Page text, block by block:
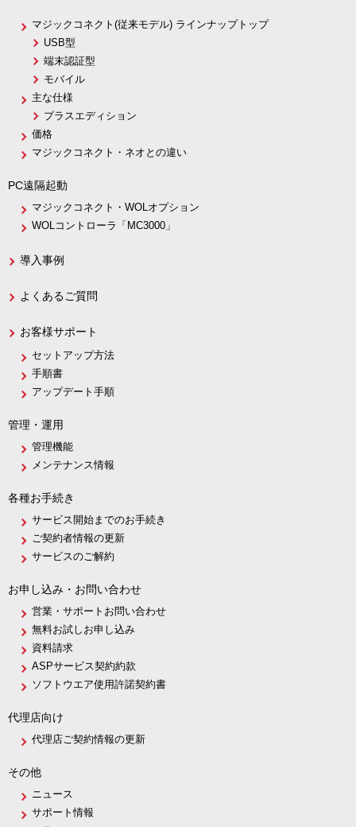
マジックコネクト(従来モデル) ラインナップトップ
USB型
端末認証型
モバイル
主な仕様
プラスエディション
価格
マジックコネクト・ネオとの違い
PC遠隔起動
マジックコネクト・WOLオプション
WOLコントローラ「MC3000」
導入事例
よくあるご質問
お客様サポート
セットアップ方法
手順書
アップデート手順
管理・運用
管理機能
メンテナンス情報
各種お手続き
サービス開始までのお手続き
ご契約者情報の更新
サービスのご解約
お申し込み・お問い合わせ
営業・サポートお問い合わせ
無料お試しお申し込み
資料請求
ASPサービス契約約款
ソフトウエア使用許諾契約書
代理店向け
代理店ご契約情報の更新
その他
ニュース
サポート情報